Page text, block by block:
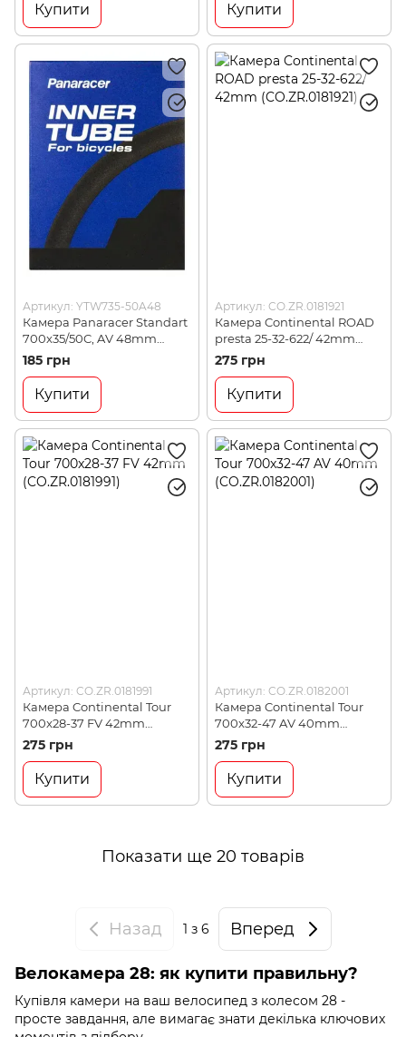
Купити Купити
Артикул: YTW735-50A48
Камера Panaracer Standart
700x35/50C, AV 48mm
(4931253103902)
185 грн
Купити
Артикул: CO.ZR.0181921
Камера Continental ROAD
presta 25-32-622/ 42mm
(CO.ZR.0181921)
275 грн
Купити
Артикул: CO.ZR.0181991
Камера Continental Tour
700x28-37 FV 42mm
(CO.ZR.0181991)
275 грн
Купити
Артикул: CO.ZR.0182001
Камера Continental Tour
700x32-47 AV 40mm
(CO.ZR.0182001)
275 грн
Купити
Показати ще 20 товарів
Назад 1 з 6 Вперед
Велокамера 28: як купити правильну?
Купівля камери на ваш велосипед з колесом 28 -
просте завдання, але вимагає знати декілька ключових